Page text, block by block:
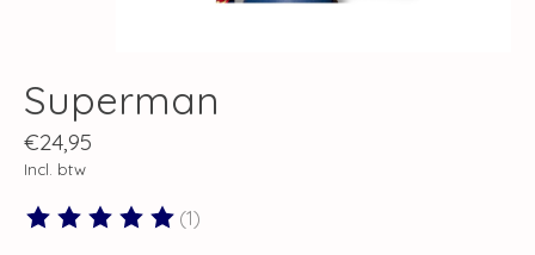
Superman
€24,95
Incl. btw
De beoordeling van dit product is
(1)